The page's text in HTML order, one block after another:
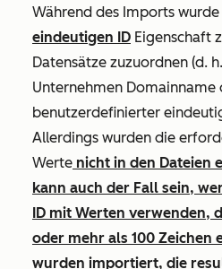
Während des Imports
eindeutigen ID Eigenschaft
Datensätze zuzuordnen (d.
Unternehmen Domainname
benutzerdefinierter
Allerdings wurden die
Werte nicht in den Dateien
kann auch der Fall sein,
ID mit Werten verwenden,
oder mehr als 100 Zeichen
wurden importiert, die